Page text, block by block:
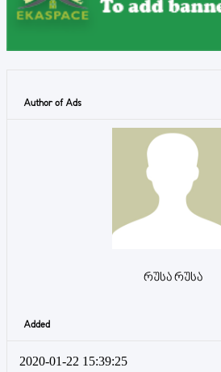
Author of Ads
რუსა რუსა
Added
2020-01-22 15:39:25